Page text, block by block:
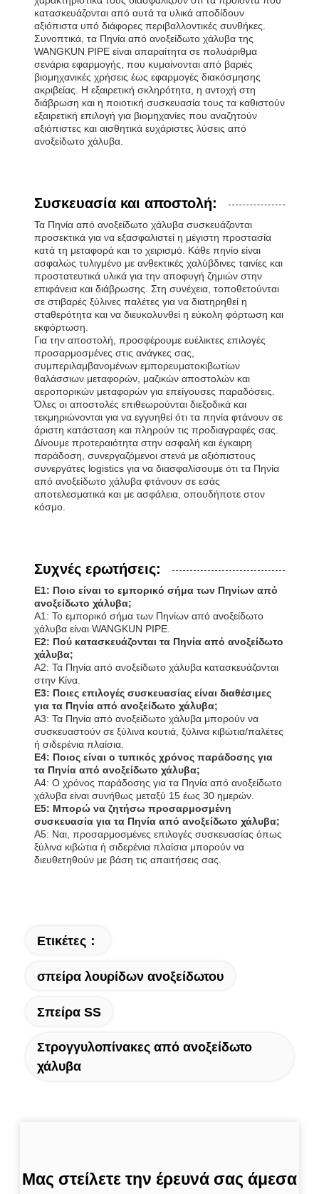
κατασκευάζονται από αυτά τα υλικά αποδίδουν
αξιόπιστα υπό διάφορες περιβαλλοντικές συνθήκες.
Συνοπτικά, τα Πηνία από ανοξείδωτο χάλυβα της
WANGKUN PIPE είναι απαραίτητα σε πολυάριθμα
σενάρια εφαρμογής, που κυμαίνονται από βαριές
βιομηχανικές χρήσεις έως εφαρμογές διακόσμησης
ακριβείας. Η εξαιρετική σκληρότητα, η αντοχή στη
διάβρωση και η ποιοτική συσκευασία τους τα καθιστούν
εξαιρετική επιλογή για βιομηχανίες που αναζητούν
αξιόπιστες και αισθητικά ευχάριστες λύσεις από
ανοξείδωτο χάλυβα.
Συσκευασία και αποστολή:
Τα Πηνία από ανοξείδωτο χάλυβα συσκευάζονται
προσεκτικά για να εξασφαλιστεί η μέγιστη προστασία
κατά τη μεταφορά και το χειρισμό. Κάθε πηνίο είναι
ασφαλώς τυλιγμένο με ανθεκτικές χαλύβδινες ταινίες και
προστατευτικά υλικά για την αποφυγή ζημιών στην
επιφάνεια και διάβρωσης. Στη συνέχεια, τοποθετούνται
σε στιβαρές ξύλινες παλέτες για να διατηρηθεί η
σταθερότητα και να διευκολυνθεί η εύκολη φόρτωση και
εκφόρτωση.
Για την αποστολή, προσφέρουμε ευέλικτες επιλογές
προσαρμοσμένες στις ανάγκες σας,
συμπεριλαμβανομένων εμπορευματοκιβωτίων
θαλάσσιων μεταφορών, μαζικών αποστολών και
αεροπορικών μεταφορών για επείγουσες παραδόσεις.
Όλες οι αποστολές επιθεωρούνται διεξοδικά και
τεκμηριώνονται για να εγγυηθεί ότι τα πηνία φτάνουν σε
άριστη κατάσταση και πληρούν τις προδιαγραφές σας.
Δίνουμε προτεραιότητα στην ασφαλή και έγκαιρη
παράδοση, συνεργαζόμενοι στενά με αξιόπιστους
συνεργάτες logistics για να διασφαλίσουμε ότι τα Πηνία
από ανοξείδωτο χάλυβα φτάνουν σε εσάς
αποτελεσματικά και με ασφάλεια, οπουδήποτε στον
κόσμο.
Συχνές ερωτήσεις:
Ε1: Ποιο είναι το εμπορικό σήμα των Πηνίων από
ανοξείδωτο χάλυβα;
Α1: Το εμπορικό σήμα των Πηνίων από ανοξείδωτο
χάλυβα είναι WANGKUN PIPE.
Ε2: Πού κατασκευάζονται τα Πηνία από ανοξείδωτο
χάλυβα;
Α2: Τα Πηνία από ανοξείδωτο χάλυβα κατασκευάζονται
στην Κίνα.
Ε3: Ποιες επιλογές συσκευασίας είναι διαθέσιμες
για τα Πηνία από ανοξείδωτο χάλυβα;
Α3: Τα Πηνία από ανοξείδωτο χάλυβα μπορούν να
συσκευαστούν σε ξύλινα κουτιά, ξύλινα κιβώτια/παλέτες
ή σιδερένια πλαίσια.
Ε4: Ποιος είναι ο τυπικός χρόνος παράδοσης για
τα Πηνία από ανοξείδωτο χάλυβα;
Α4: Ο χρόνος παράδοσης για τα Πηνία από ανοξείδωτο
χάλυβα είναι συνήθως μεταξύ 15 έως 30 ημερών.
Ε5: Μπορώ να ζητήσω προσαρμοσμένη
συσκευασία για τα Πηνία από ανοξείδωτο χάλυβα;
Α5: Ναι, προσαρμοσμένες επιλογές συσκευασίας όπως
ξύλινα κιβώτια ή σιδερένια πλαίσια μπορούν να
διευθετηθούν με βάση τις απαιτήσεις σας.
Ετικέτες：
σπείρα λουρίδων ανοξείδωτου
Σπείρα SS
Στρογγυλοπίνακες από ανοξείδωτο
χάλυβα
Μας στείλετε την έρευνά σας άμεσα